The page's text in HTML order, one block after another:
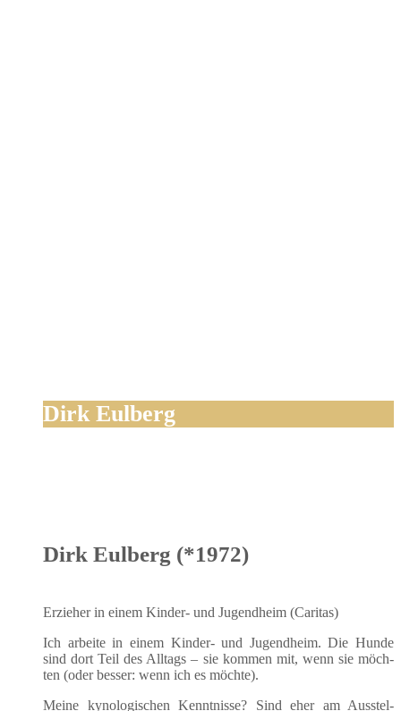
Dirk Eulberg
Dirk Eulberg (*1972)
Erzie­her in einem Kin­der- und Jugend­heim (Cari­tas)
Ich arbei­te in einem Kin­der- und Jugend­heim. Die Hun­de
sind dort Teil des All­tags – sie kom­men mit, wenn sie möch­
ten (oder bes­ser: wenn ich es möchte).
Mei­ne kyno­lo­gi­schen Kennt­nis­se? Sind eher am Aus­stel­